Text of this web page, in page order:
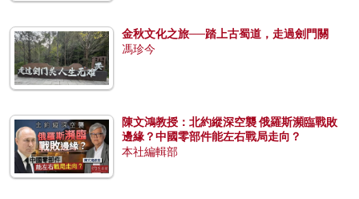
金秋文化之旅──踏上古蜀道，走過劍門關
馮珍今
陳文鴻教授：北約縱深空襲 俄羅斯瀕臨戰敗
邊緣？中國零部件能左右戰局走向？
本社編輯部